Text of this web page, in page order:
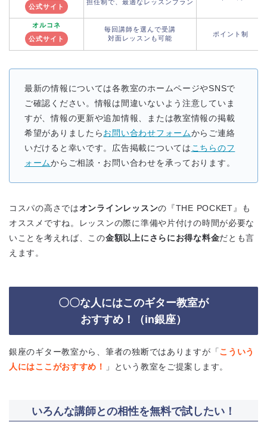
公式サイト
担任制で、最適なレッスンプラン
オルコネ
公式サイト
毎回講師を選んで受講
対面レッスンも可能
ポイント制
最新の情報については各教室のホームページやSNSで
ご確認ください。情報は間違いないよう注意していま
すが、情報の更新や追加情報、または教室情報の掲載
希望がありましたらお問い合わせフォームからご連絡
いだけると幸いです。広告掲載については こちらのフ
ォームからご相談・お問い合わせを承っております。
コスパの高さではオンラインレッスンの『THE POCKET』も
オススメですね。レッスンの際に準備や片付けの時間が必要な
いことを考えれば、この金額以上にさらにお得な料金だとも言
えます。
〇〇な人にはこのギター教室が
おすすめ！（in銀座）
銀座のギター教室から、筆者の独断ではありますが「こういう
人にはここがおすすめ！
」という教室をご提案します。
いろんな講師との相性を無料で試したい！